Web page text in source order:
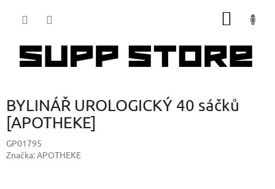
BYLINÁŘ UROLOGICKÝ 40 sáčků
[APOTHEKE]
GP01795
Značka:APOTHEKE